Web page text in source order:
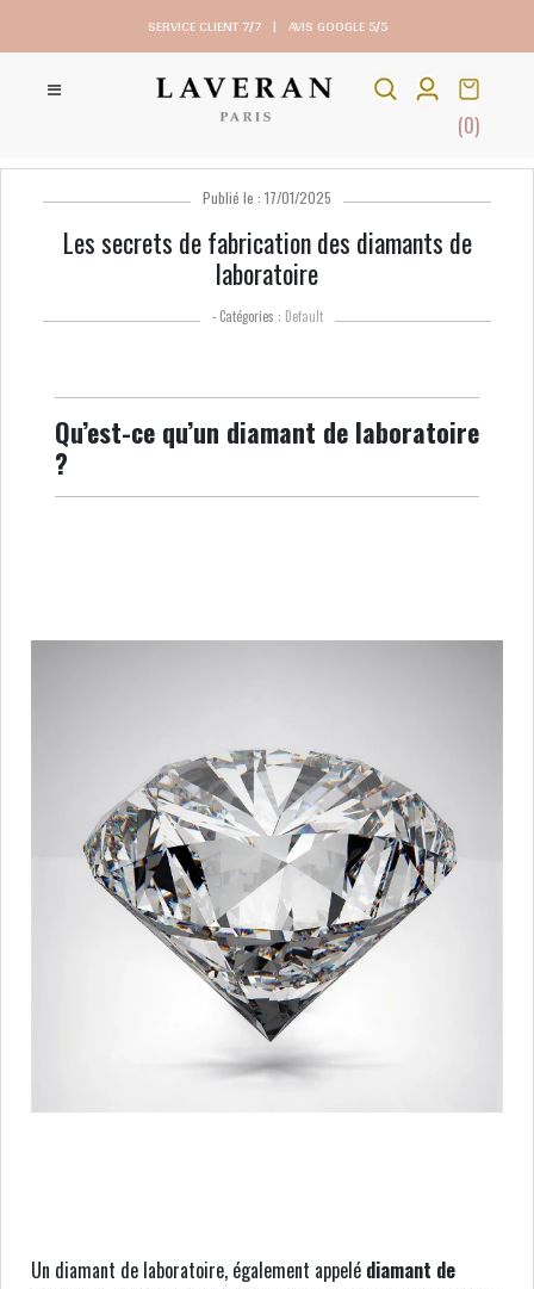
SERVICE CLIENT 7/7 | AVIS GOOGLE 5/5
(0)
Publié le : 17/01/2025
Les secrets de fabrication des diamants de
laboratoire
- Catégories : Default
Qu’est-ce qu’un diamant de laboratoire
?
Un diamant de laboratoire, également appelé diamant de